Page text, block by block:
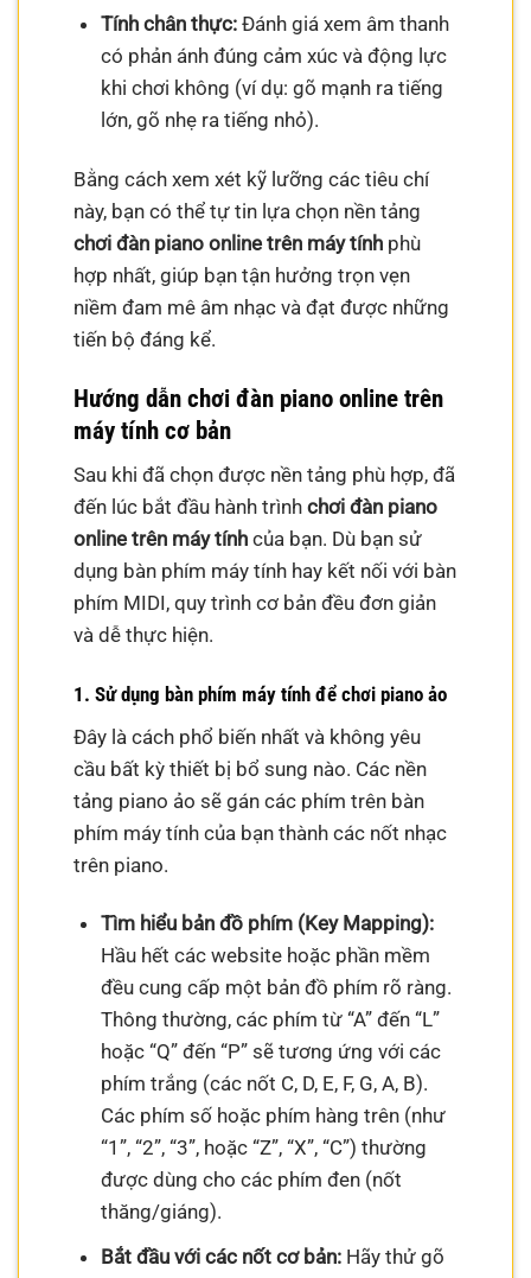
Tính chân thực:Đánh giá xem âm thanh
có phản ánh đúng cảm xúc và động lực
khi chơi không (ví dụ: gõ mạnh ra tiếng
lớn, gõ nhẹ ra tiếng nhỏ).
Bằng cách xem xét kỹ lưỡng các tiêu chí
này, bạn có thể tự tin lựa chọn nền tảng
chơi đàn piano online trên máy tính phù
hợp nhất, giúp bạn tận hưởng trọn vẹn
niềm đam mê âm nhạc và đạt được những
tiến bộ đáng kể.
Hướng dẫn chơi đàn piano online trên
máy tính cơ bản
Sau khi đã chọn được nền tảng phù hợp, đã
đến lúc bắt đầu hành trìnhchơi đàn piano
online trên máy tính của bạn. Dù bạn sử
dụng bàn phím máy tính hay kết nối với bàn
phím MIDI, quy trình cơ bản đều đơn giản
và dễ thực hiện.
1. Sử dụng bàn phím máy tính để chơi piano ảo
Đây là cách phổ biến nhất và không yêu
cầu bất kỳ thiết bị bổ sung nào. Các nền
tảng piano ảo sẽ gán các phím trên bàn
phím máy tính của bạn thành các nốt nhạc
trên piano.
Tìm hiểu bản đồ phím (Key Mapping):
Hầu hết các website hoặc phần mềm
đều cung cấp một bản đồ phím rõ ràng.
Thông thường, các phím từ “A” đến “L”
hoặc “Q” đến “P” sẽ tương ứng với các
phím trắng (các nốt C, D, E, F, G, A, B).
Các phím số hoặc phím hàng trên (như
“1”, “2”, “3”, hoặc “Z”, “X”, “C”) thường
được dùng cho các phím đen (nốt
thăng/giáng).
Bắt đầu với các nốt cơ bản:Hãy thử gõ